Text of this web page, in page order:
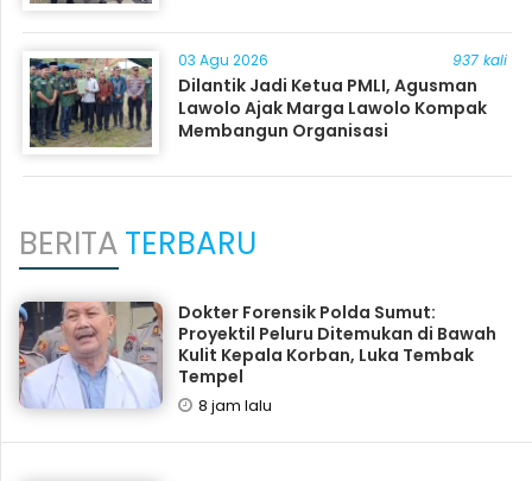
03 Agu 2026 937 kali
Dilantik Jadi Ketua PMLI, Agusman
Lawolo Ajak Marga Lawolo Kompak
Membangun Organisasi
BERITATERBARU
Dokter Forensik Polda Sumut:
Proyektil Peluru Ditemukan di Bawah
Kulit Kepala Korban, Luka Tembak
Tempel
8 jam lalu